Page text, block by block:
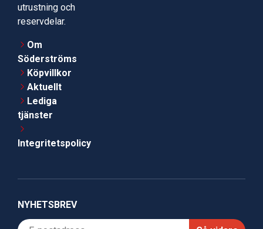
utrustning och
reservdelar.
Om
Söderströms
Köpvillkor
Aktuellt
Lediga
tjänster
Integritetspolicy
NYHETSBREV